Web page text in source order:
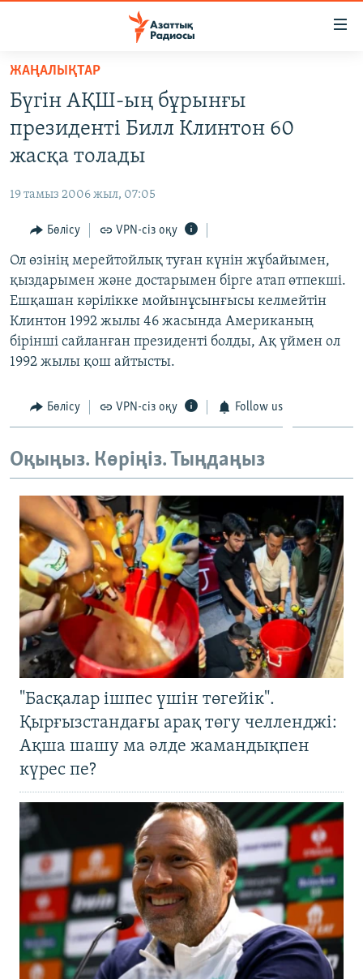
Skip
main
content
Skip
to
main
Search
САЯСАТ
AZATTYQTV
АДАМ ҚҰҚЫҚТАРЫ
ӘЛЕУМЕТ
ӘЛЕМ
АРНАЙЫ ЖОБАЛАР
Русский
Басқа тілдерде
ЖАҢАЛЫҚТАР
Бүгін АҚШ-ың бұрынғы
президенті Билл Клинтон 60
жасқа толады
19 тамыз 2006 жыл, 07:05
Бөлісу VPN-сіз оқу
Ол өзінің мерейтойлық туған күнін жұбайымен,
қыздарымен және достарымен бірге атап өтпекші.
Ешқашан кәрілікке мойынұсынғысы келмейтін
Клинтон 1992 жылы 46 жасында Американың
бірінші сайланған президенті болды, Ақ үймен ол
1992 жылы қош айтысты.
Бөлісу VPN-сіз оқу Follow us
Оқыңыз. Көріңіз. Тыңдаңыз
"Басқалар ішпес үшін төгейік".
Қырғызстандағы арақ төгу челленджі:
Ақша шашу ма әлде жамандықпен
күрес пе?